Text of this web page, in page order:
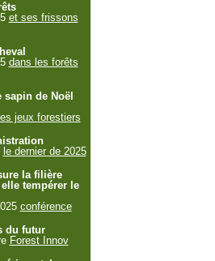
et ses frissons
dans les forêts
sapin de Noël
jeux forestiers
le dernier de 2025
la filière
tempérer le
conférence
du futur
Forest Innov